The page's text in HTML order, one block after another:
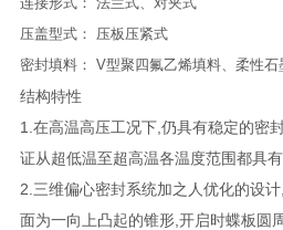
压盖型式： 压板压紧式
密封填料： V型聚四氟乙烯填料、柔性石
结构特性
1.在高温高压工况下,仍具有稳定的密
证从超低温至超高温各温度范围都具
2.三维偏心密封系统加之人优化的设
面为一向上凸起的锥形,开启时蝶板圆